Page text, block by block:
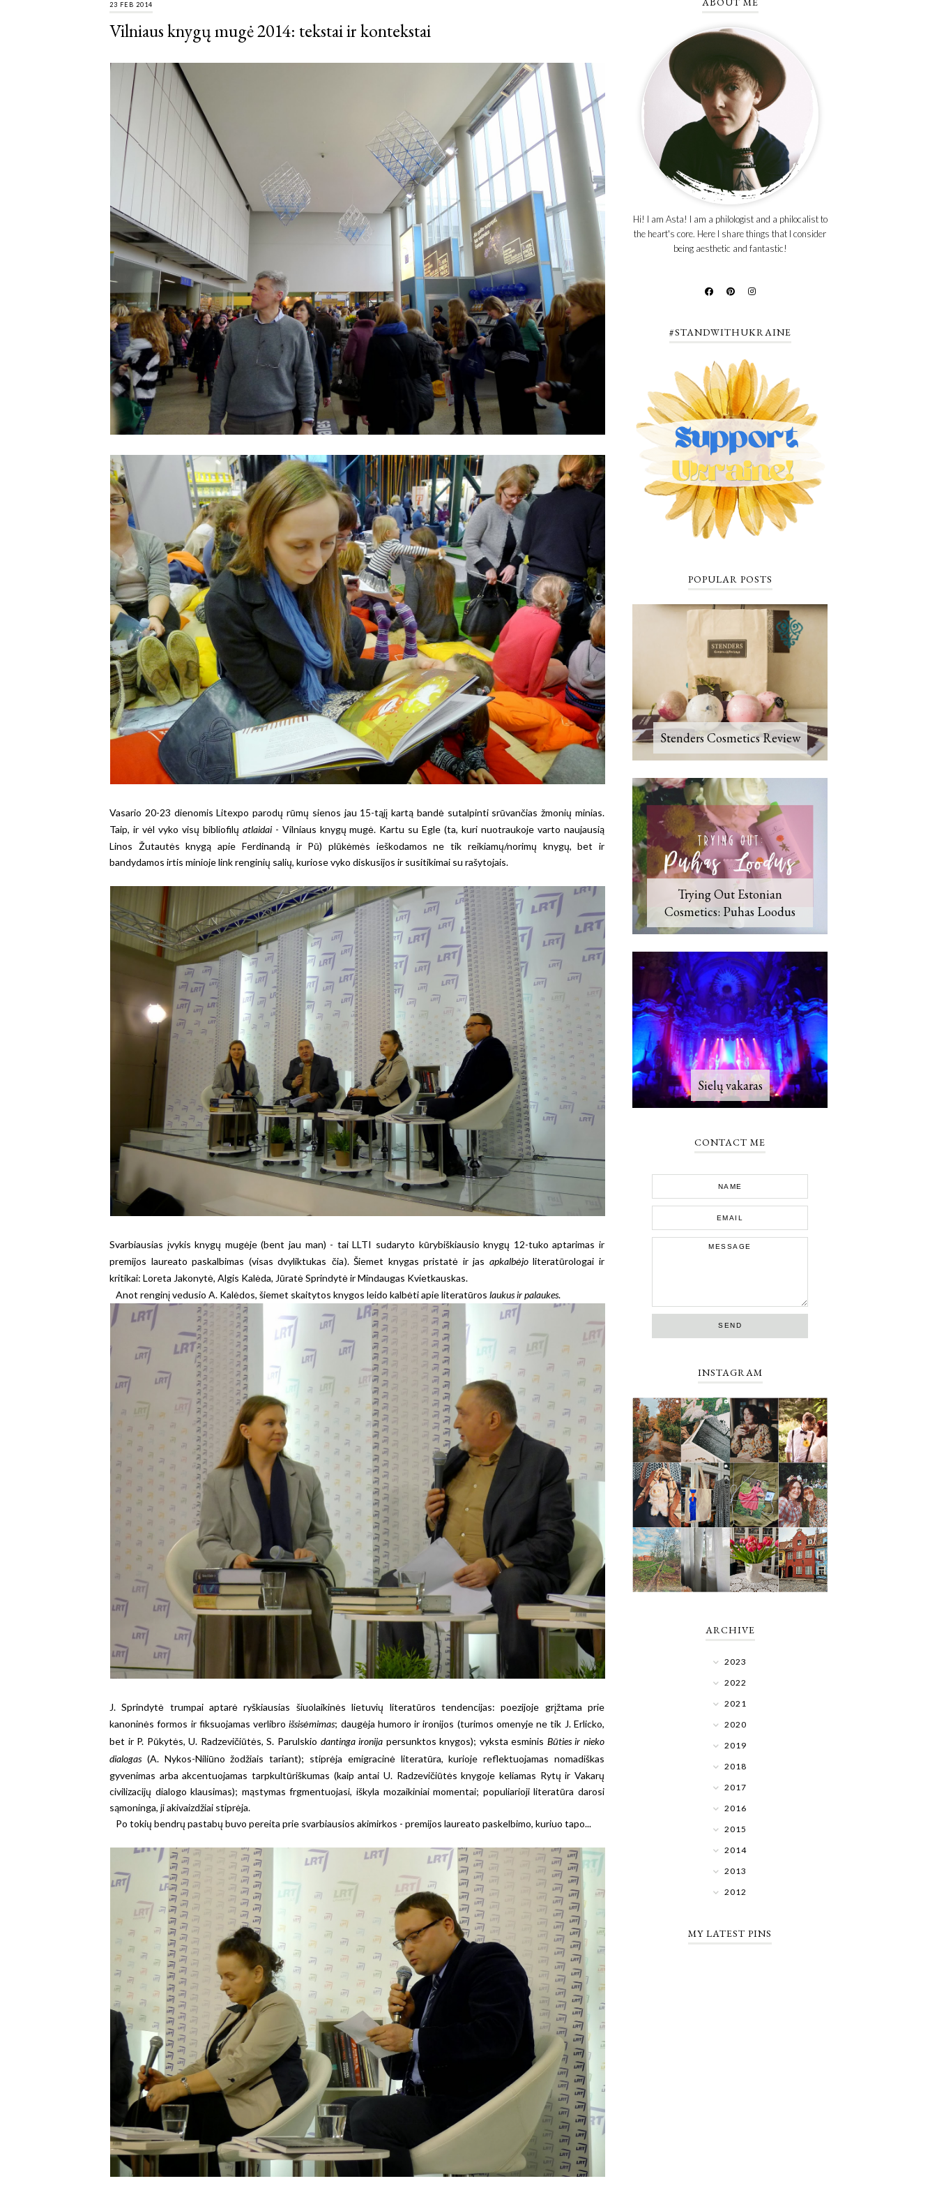
23 FEB 2014
Vilniaus knygų mugė 2014: tekstai ir kontekstai
Vasario 20-23 dienomis Litexpo parodų rūmų sienos jau 15-tąjį kartą bandė sutalpinti srūvančias žmonių minias.
Taip, ir vėl vyko visų bibliofilų atlaidai- Vilniaus knygų mugė. Kartu su Egle (ta, kuri nuotraukoje varto naujausią
Linos Žutautės knygą apie Ferdinandą ir Pū) plūkėmės ieškodamos ne tik reikiamų/norimų knygų, bet ir
bandydamos irtis minioje link renginių salių, kuriose vyko diskusijos ir susitikimai su rašytojais.
Svarbiausias įvykis knygų mugėje (bent jau man) - tai LLTI sudaryto kūrybiškiausio knygų 12-tuko aptarimas ir
premijos laureato paskalbimas (visas dvyliktukas čia). Šiemet knygas pristatė ir jas apkalbėjoliteratūrologai ir
kritikai: Loreta Jakonytė, Algis Kalėda, Jūratė Sprindytė ir Mindaugas Kvietkauskas.
Anot renginį vedusio A. Kalėdos, šiemet skaitytos knygos leido kalbėti apie literatūros laukus ir palaukes.
J. Sprindytė trumpai aptarė ryškiausias šiuolaikinės lietuvių literatūros tendencijas: poezijoje grįžtama prie
kanoninės formos ir fiksuojamas verlibroišsisėmimas; daugėja humoro ir ironijos (turimos omenyje ne tik J. Erlicko,
bet ir P. Pūkytės, U. Radzevičiūtės, S. Parulskio dantinga ironija persunktos knygos); vyksta esminis Būties ir nieko
dialogas(A. Nykos-Niliūno žodžiais tariant); stiprėja emigracinė literatūra, kurioje reflektuojamas nomadiškas
gyvenimas arba akcentuojamas tarpkultūriškumas (kaip antai U. Radzevičiūtės knygoje keliamas Rytų ir Vakarų
civilizacijų dialogo klausimas); mąstymas frgmentuojasi, iškyla mozaikiniai momentai; populiarioji literatūra darosi
sąmoninga, ji akivaizdžiai stiprėja.
Po tokių bendrų pastabų buvo pereita prie svarbiausios akimirkos - premijos laureato paskelbimo, kuriuo tapo...
Hi! I am Asta! I am a philologist and a philocalist to
the heart's core. Here I share things that I consider
being aesthetic and fantastic!
#STANDWITHUKRAINE
POPULAR POSTS
Stenders Cosmetics Review
Trying Out Estonian
Cosmetics: Puhas Loodus
Sielų vakaras
CONTACT ME
INSTAGRAM
ARCHIVE
2023
2022
2021
2020
2019
2018
2017
2016
2015
2014
2013
2012
MY LATEST PINS